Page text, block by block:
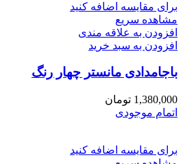
برای مقایسه اضافه کنید
مشاهده سریع
افزودن به علاقه مندی
افزودن به سبد خرید
باجامدادی مانستر چهار رنگ
1,380,000 تومان
اتمام موجودی
برای مقایسه اضافه کنید